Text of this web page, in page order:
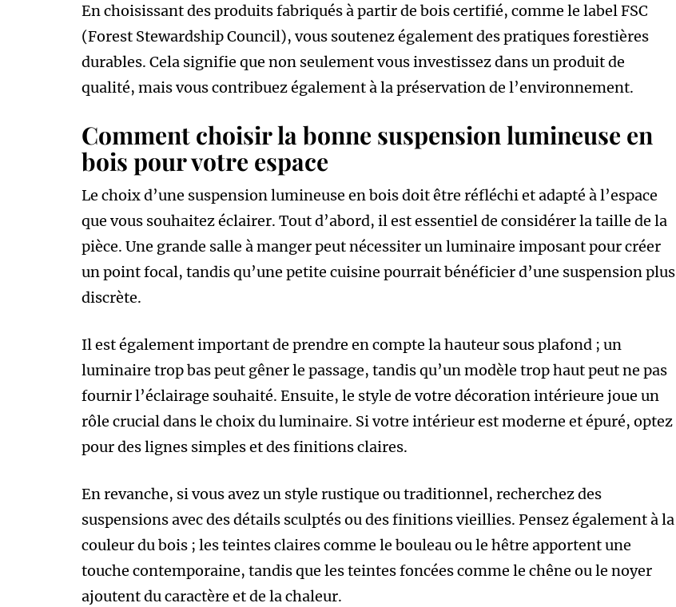
En choisissant des produits fabriqués à partir de bois certifié, comme le label FSC
(Forest Stewardship Council), vous soutenez également des pratiques forestières
durables. Cela signifie que non seulement vous investissez dans un produit de
qualité, mais vous contribuez également à la préservation de l’environnement.
Comment choisir la bonne suspension lumineuse en
bois pour votre espace
Le choix d’une suspension lumineuse en bois doit être réfléchi et adapté à l’espace
que vous souhaitez éclairer. Tout d’abord, il est essentiel de considérer la taille de la
pièce. Une grande salle à manger peut nécessiter un luminaire imposant pour créer
un point focal, tandis qu’une petite cuisine pourrait bénéficier d’une suspension plus
discrète.
Il est également important de prendre en compte la hauteur sous plafond ; un
luminaire trop bas peut gêner le passage, tandis qu’un modèle trop haut peut ne pas
fournir l’éclairage souhaité. Ensuite, le style de votre décoration intérieure joue un
rôle crucial dans le choix du luminaire. Si votre intérieur est moderne et épuré, optez
pour des lignes simples et des finitions claires.
En revanche, si vous avez un style rustique ou traditionnel, recherchez des
suspensions avec des détails sculptés ou des finitions vieillies. Pensez également à la
couleur du bois ; les teintes claires comme le bouleau ou le hêtre apportent une
touche contemporaine, tandis que les teintes foncées comme le chêne ou le noyer
ajoutent du caractère et de la chaleur.